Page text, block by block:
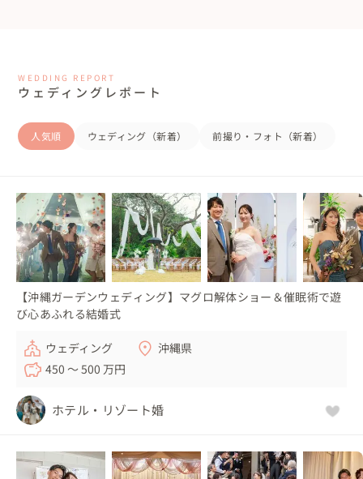
WEDDING REPORT
ウェディングレポート
人気順 ウェディング（新着） 前撮り・フォト（新着）
【沖縄ガーデンウェディング】マグロ解体ショー＆催眠術で遊
び心あふれる結婚式
ウェディング
沖縄県
450 〜 500 万円
ホテル・リゾート婚